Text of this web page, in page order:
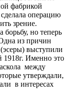
фабрикой
операцию
зрение.
но теперь
из причин
выступили
1918г. Именно это
между
утверждали,
в интересах